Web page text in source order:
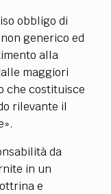
obbligo di
generico ed
alla
maggiori
che costituisce
rilevante il
da
in un
e